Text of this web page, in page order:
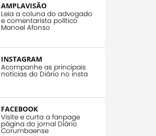
AMPLAVISÃO
Leia a coluna do advogado
e comentarista político
Manoel Afonso
INSTAGRAM
Acompanhe as principais
notícias do Diário no insta
FACEBOOK
Visite e curta a fanpage
página do jornal Diário
Corumbaense